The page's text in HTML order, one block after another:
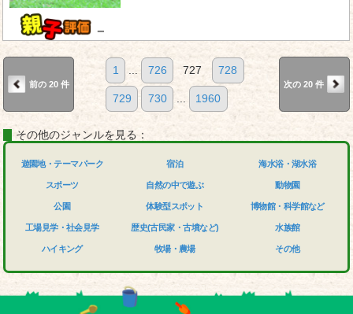
－
前の 20 件
1 ... 726 727 728
729 730 ... 1960
次の 20 件
その他のジャンルを見る：
遊園地・テーマパーク
スポーツ
公園
工場見学・社会見学
ハイキング
宿泊
自然の中で遊ぶ
体験型スポット
歴史(古民家・古墳など)
牧場・農場
海水浴・湖水浴
動物園
博物館・科学館など
水族館
その他